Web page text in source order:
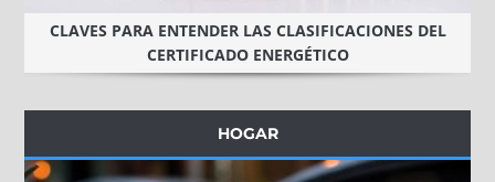
CLAVES PARA ENTENDER LAS CLASIFICACIONES DEL
CERTIFICADO ENERGÉTICO
HOGAR